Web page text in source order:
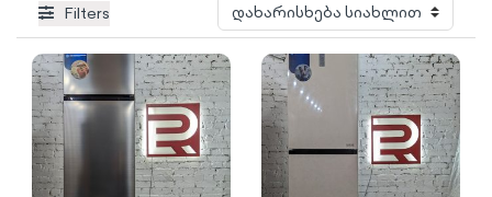
Filters